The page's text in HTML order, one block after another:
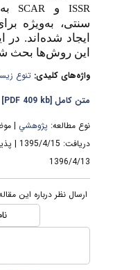
ISSRو SCAR
سنتی، به‌ویژه
ایجاد شده‌اند. در
این روش‌ها بحث
واژه‌های کلیدی:تنوع
متن کامل[PDF 409 kb]
نوع مطالعه:پژوهشي|
1396/4/13
ارسال نظر درباره این